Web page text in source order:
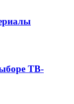
ТВ-